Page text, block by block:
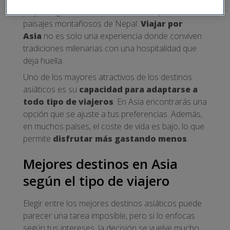
playas vírgenes de Filipinas, pasando por los
paisajes montañosos de Nepal. Viajar por
Asia no es solo una experiencia donde conviven
tradiciones milenarias con una hospitalidad que
deja huella.
Uno de los mayores atractivos de los destinos
asiáticos es su capacidad para adaptarse a
todo tipo de viajeros. En Asia encontrarás una
opción que se ajuste a tus preferencias. Además,
en muchos países, el coste de vida es bajo, lo que
permite disfrutar más gastando menos.
Mejores destinos en Asia
según el tipo de viajero
Elegir entre los mejores destinos asiáticos puede
parecer una tarea imposible, pero si lo enfocas